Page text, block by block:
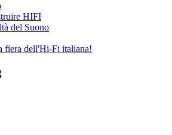
HIFI
del Suono
fiera dell'Hi-Fi italiana!